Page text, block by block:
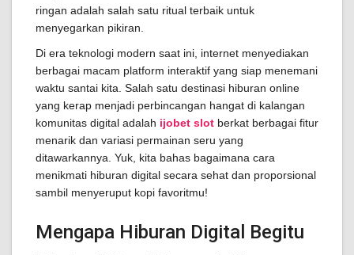
ringan adalah salah satu ritual terbaik untuk
menyegarkan pikiran.
Di era teknologi modern saat ini, internet menyediakan
berbagai macam platform interaktif yang siap menemani
waktu santai kita. Salah satu destinasi hiburan online
yang kerap menjadi perbincangan hangat di kalangan
komunitas digital adalah ijobet slot berkat berbagai fitur
menarik dan variasi permainan seru yang
ditawarkannya. Yuk, kita bahas bagaimana cara
menikmati hiburan digital secara sehat dan proporsional
sambil menyeruput kopi favoritmu!
Mengapa Hiburan Digital Begitu